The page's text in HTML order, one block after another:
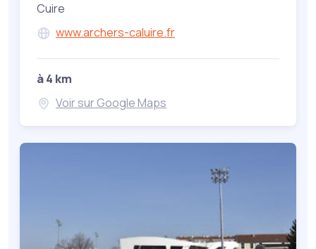
Cuire
www.archers-caluire.fr
à 4 km
Voir sur Google Maps